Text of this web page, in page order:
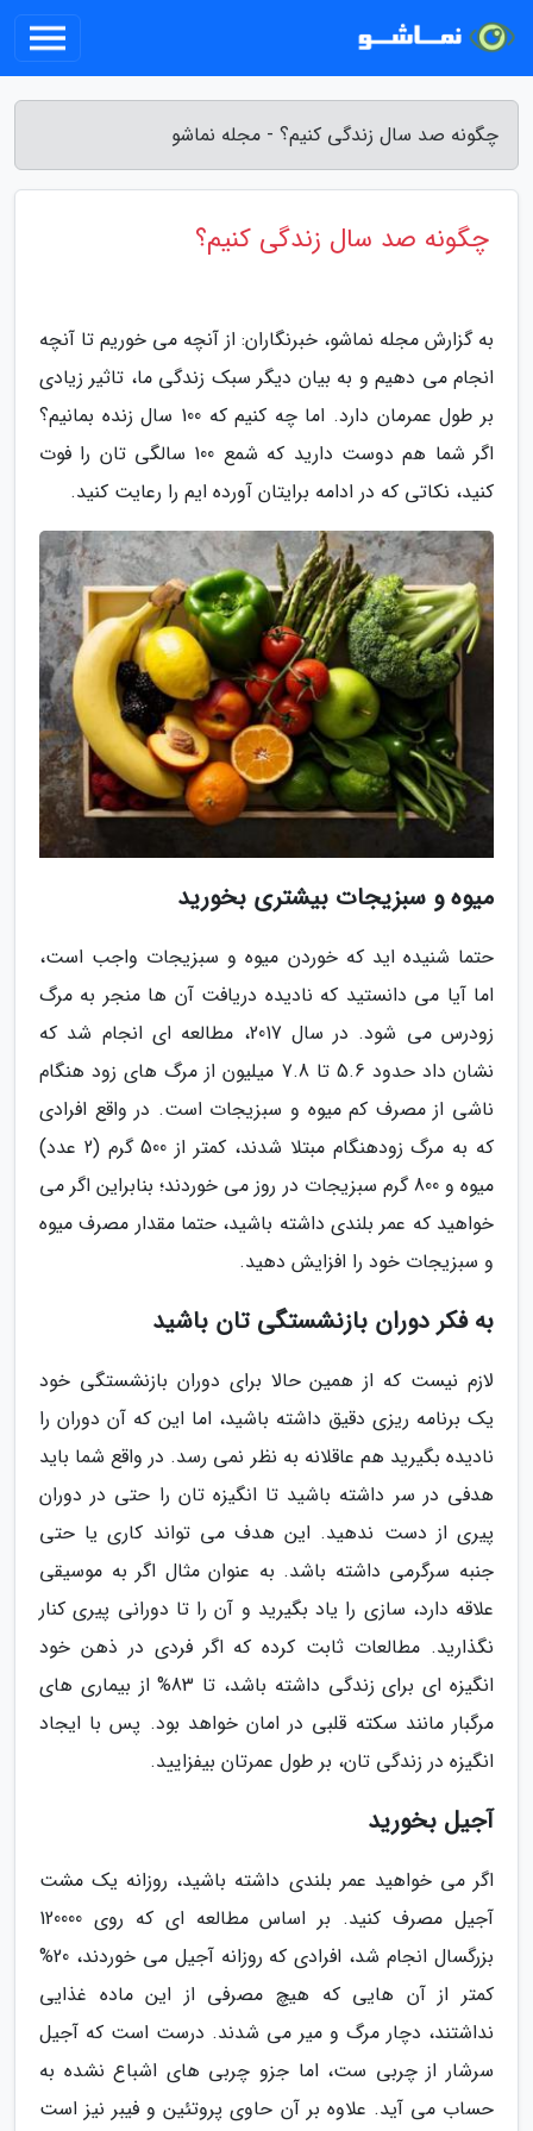
چگونه صد سال زندگی کنیم؟ - مجله نماشو
چگونه صد سال زندگی کنیم؟
به گزارش مجله نماشو، خبرنگاران: از آنچه می خوریم تا آنچه
انجام می دهیم و به بیان دیگر سبک زندگی ما، تاثیر زیادی
بر طول عمرمان دارد. اما چه کنیم که 100 سال زنده بمانیم؟
اگر شما هم دوست دارید که شمع 100 سالگی تان را فوت
کنید، نکاتی که در ادامه برایتان آورده ایم را رعایت کنید.
میوه و سبزیجات بیشتری بخورید
حتما شنیده اید که خوردن میوه و سبزیجات واجب است،
اما آیا می دانستید که نادیده دریافت آن ها منجر به مرگ
زودرس می شود. در سال 2017، مطالعه ای انجام شد که
نشان داد حدود 5.6 تا 7.8 میلیون از مرگ های زود هنگام
ناشی از مصرف کم میوه و سبزیجات است. در واقع افرادی
که به مرگ زودهنگام مبتلا شدند، کمتر از 500 گرم (2 عدد)
میوه و 800 گرم سبزیجات در روز می خوردند؛ بنابراین اگر می
خواهید که عمر بلندی داشته باشید، حتما مقدار مصرف میوه
و سبزیجات خود را افزایش دهید.
به فکر دوران بازنشستگی تان باشید
لازم نیست که از همین حالا برای دوران بازنشستگی خود
یک برنامه ریزی دقیق داشته باشید، اما این که آن دوران را
نادیده بگیرید هم عاقلانه به نظر نمی رسد. در واقع شما باید
هدفی در سر داشته باشید تا انگیزه تان را حتی در دوران
پیری از دست ندهید. این هدف می تواند کاری یا حتی
جنبه سرگرمی داشته باشد. به عنوان مثال اگر به موسیقی
علاقه دارد، سازی را یاد بگیرید و آن را تا دورانی پیری کنار
نگذارید. مطالعات ثابت کرده که اگر فردی در ذهن خود
انگیزه ای برای زندگی داشته باشد، تا 83% از بیماری های
مرگبار مانند سکته قلبی در امان خواهد بود. پس با ایجاد
انگیزه در زندگی تان، بر طول عمرتان بیفزایید.
آجیل بخورید
اگر می خواهید عمر بلندی داشته باشید، روزانه یک مشت
آجیل مصرف کنید. بر اساس مطالعه ای که روی 120000
بزرگسال انجام شد، افرادی که روزانه آجیل می خوردند، 20%
کمتر از آن هایی که هیچ مصرفی از این ماده غذایی
نداشتند، دچار مرگ و میر می شدند. درست است که آجیل
سرشار از چربی ست، اما جزو چربی های اشباع نشده به
حساب می آید. علاوه بر آن حاوی پروتئین و فیبر نیز است